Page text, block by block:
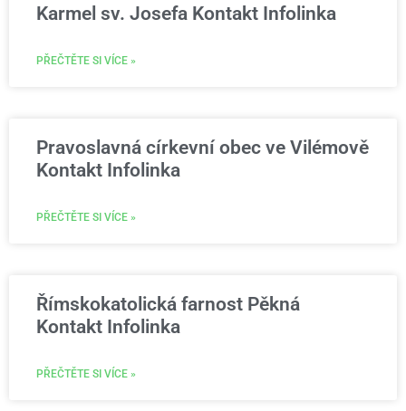
Karmel sv. Josefa Kontakt Infolinka
PŘEČTĚTE SI VÍCE »
Pravoslavná církevní obec ve Vilémově
Kontakt Infolinka
PŘEČTĚTE SI VÍCE »
Římskokatolická farnost Pěkná
Kontakt Infolinka
PŘEČTĚTE SI VÍCE »